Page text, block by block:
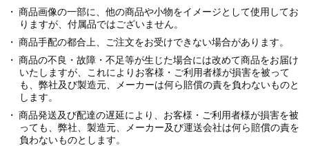
商品画像の一部に、他の商品や小物をイメージとして使用してお
りますが、付属品ではございません。
商品手配の都合上、ご注文をお受けできない場合があります。
商品の不良・故障・不足等が生じた場合には改めて商品をお届け
いたしますが、これによりお客様・ご利用者様が損害を被って
も、弊社及び製造元、メーカーは何ら賠償の責を負わないものと
します。
商品発送及び配達の遅延により、お客様・ご利用者様が損害を被
っても、弊社、製造元、メーカー及び運送会社は何ら賠償の責を
負わないものとします。